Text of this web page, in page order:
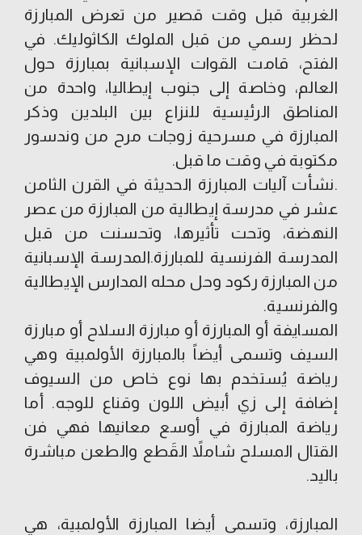
الغربية قبل وقت قصير من تعرض المبارزة
لحظر رسمي من قبل الملوك الكاثوليك. في
الفتح، قامت القوات الإسبانية بمبارزة حول
العالم، وخاصة إلى جنوب إيطاليا، واحدة من
المناطق الرئيسية للنزاع بين البلدين وذكر
المبارزة في مسرحية زوجات مرح من وندسور
مكتوبة في وقت ما قبل.
.نشأت آليات المبارزة الحديثة في القرن الثامن
عشر في مدرسة إيطالية من المبارزة من عصر
النهضة، وتحت تأثيرها، وتحسنت من قبل
المدرسة الفرنسية للمبارزة.المدرسة الإسبانية
من المبارزة ركود وحل محله المدارس الإيطالية
والفرنسية.
المسايفة أو المبارزة أو مبارزة السلاح أو مبارزة
السيف وتسمى أيضاً بالمبارزة الأولمبية وهي
رياضة يُستخدم بها نوع خاص من السيوف
إضافة إلى زي أبيض اللون وقناع للوجه. أما
رياضة المبارزة في أوسع معانيها فهي فن
القتال المسلح شاملاً القَطع والطعن مباشرة
باليد.
المبارزة، وتسمى أيضا المبارزة الأولمبية، هي